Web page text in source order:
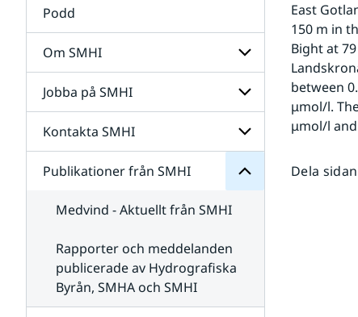
Podd
Om SMHI
Undersidor
för
Om
SMHI
Jobba på SMHI
Undersidor
för
Jobba
på
Kontakta SMHI
Undersidor
Kontakta
SMHI
Publikationer från SMHI
Undersidor
för
Publikationer
från
SMHI
Medvind - Aktuellt från SMHI
Rapporter och meddelanden
publicerade av Hydrografiska
Byrån, SMHA och SMHI
East
150 m in
Bight at
between
μmol/l.
μmol/l
Dela